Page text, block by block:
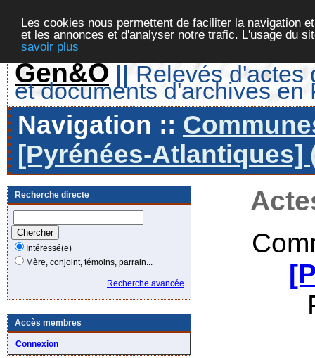
Les cookies nous permettent de faciliter la navigation
et les annonces et d'analyser notre trafic. L'usage du
savoir plus
Gen&O || Relevés d'actes
et documents d'archives en
Navigation ::
[Pyrénées-Atlantiques]
Recherche directe
Intéressé(e)
Mère, conjoint, témoins, parrain...
Recherche avancée
Accès membres
Connexion